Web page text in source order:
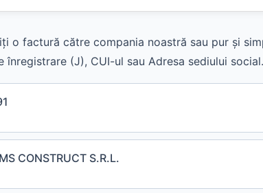
o factură către compania noastră sau pur și
înregistrare (J), CUI-ul sau Adresa sediului social.
CONSTRUCT S.R.L.